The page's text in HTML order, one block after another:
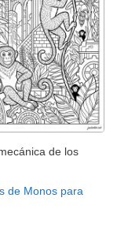
de los
de Monos para